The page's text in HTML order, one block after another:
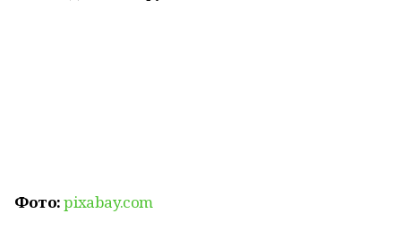
Фото:pixabay.com